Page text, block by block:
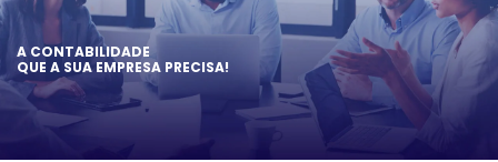
A CONTABILIDADE
QUE A SUA EMPRESA PRECISA!